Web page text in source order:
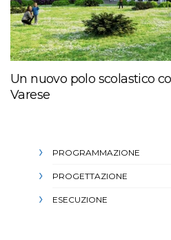
Un nuovo polo scolastico
Varese
PROGRAMMAZIONE
PROGETTAZIONE
ESECUZIONE